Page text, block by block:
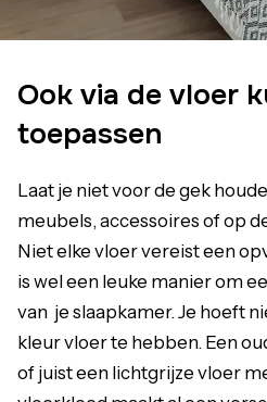
Ook via de vloer
toepassen
Laat je niet voor de gek
meubels, accessoires of op
Niet elke vloer vereist een
is wel een leuke manier om
van je slaapkamer. Je hoeft
kleur vloer te hebben. Een
of juist een lichtgrijze vloer